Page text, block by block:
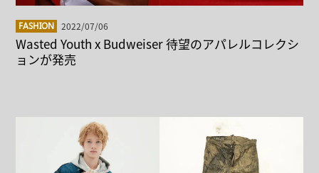
FASHION 2022/07/06
Wasted Youth x Budweiser 待望のアパレルコレクシ
ョンが発売